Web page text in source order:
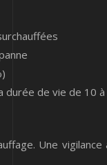
durée de vie de 10 à
Une